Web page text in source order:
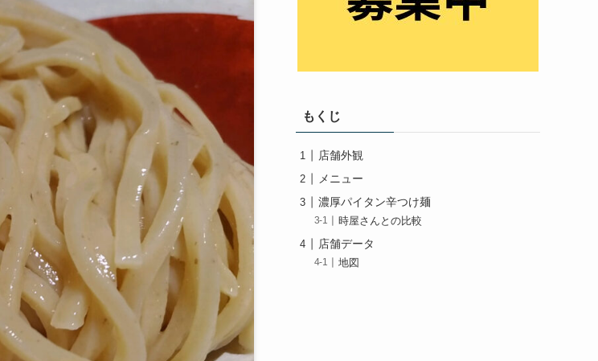
もくじ
店舗外観
メニュー
濃厚パイタン辛つけ麺
時屋さんとの比較
店舗データ
地図